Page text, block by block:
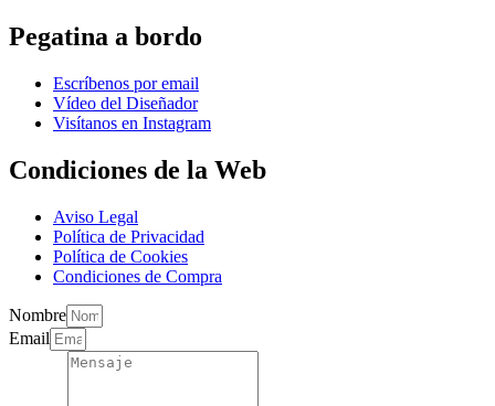
Pegatina a bordo
Escríbenos por email
Vídeo del Diseñador
Visítanos en Instagram
Condiciones de la Web
Aviso Legal
Política de Privacidad
Política de Cookies
Condiciones de Compra
Nombre
Email